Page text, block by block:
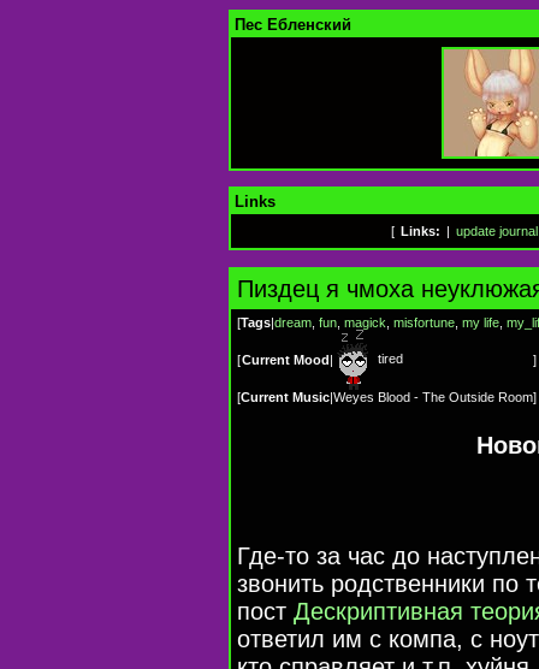
Пес Ебленский
Links
[ Links: update journal
Пиздец я чмоха
[Tags|dream fun magick misfortune my life
[Current Mood| tired ]
[Current Music|Weyes Blood - The Outside Room]
Где-то за час до
звонить родственники по
пост Дескриптивная
ответил им с компа, с